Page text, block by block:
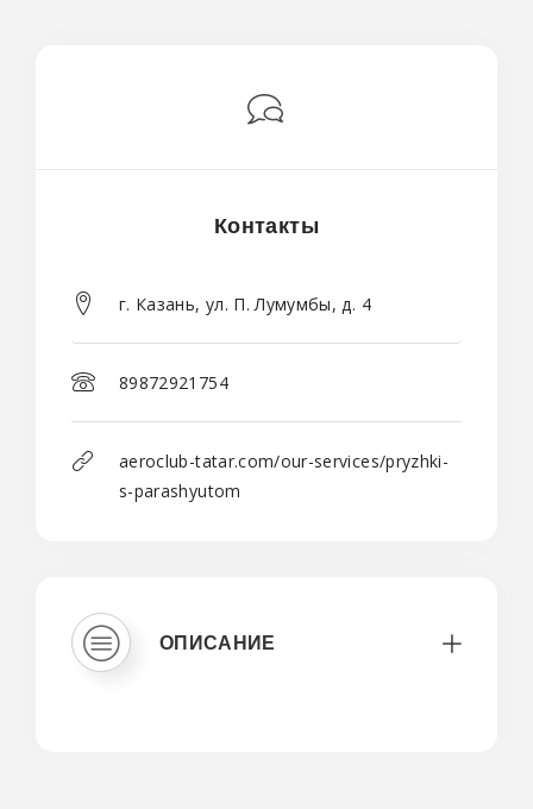
Контакты
г. Казань, ул. П. Лумумбы, д. 4
89872921754
aeroclub-tatar.com/our-services/pryzhki-
s-parashyutom
ОПИСАНИЕ